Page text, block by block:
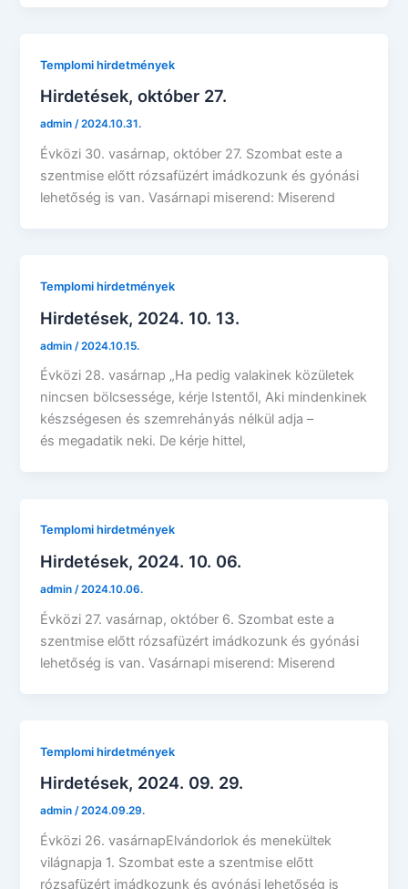
Templomi hirdetmények
Hirdetések, október 27.
admin/2024.10.31.
Évközi 30. vasárnap, október 27. Szombat este a
szentmise előtt rózsafüzért imádkozunk és gyónási
lehetőség is van. Vasárnapi miserend: Miserend
Templomi hirdetmények
Hirdetések, 2024. 10. 13.
admin /2024.10.15.
Évközi 28. vasárnap „Ha pedig valakinek közületek
nincsen bölcsessége, kérje Istentől, Aki mindenkinek
készségesen és szemrehányás nélkül adja –
és megadatik neki. De kérje hittel,
Templomi hirdetmények
Hirdetések, 2024. 10. 06.
admin/2024.10.06.
Évközi 27. vasárnap, október 6. Szombat este a
szentmise előtt rózsafüzért imádkozunk és gyónási
lehetőség is van. Vasárnapi miserend: Miserend
Templomi hirdetmények
Hirdetések, 2024. 09. 29.
admin/2024.09.29.
Évközi 26. vasárnapElvándorlok és menekültek
világnapja 1. Szombat este a szentmise előtt
rózsafüzért imádkozunk és gyónási lehetőség is